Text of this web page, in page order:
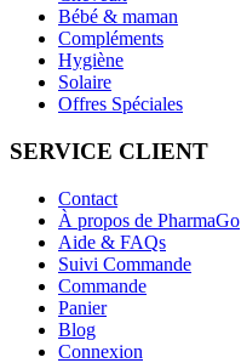
Bébé & maman
Compléments
Hygiène
Solaire
Offres Spéciales
SERVICE CLIENT
Contact
À propos de PharmaGo
Aide & FAQs
Suivi Commande
Commande
Panier
Blog
Connexion